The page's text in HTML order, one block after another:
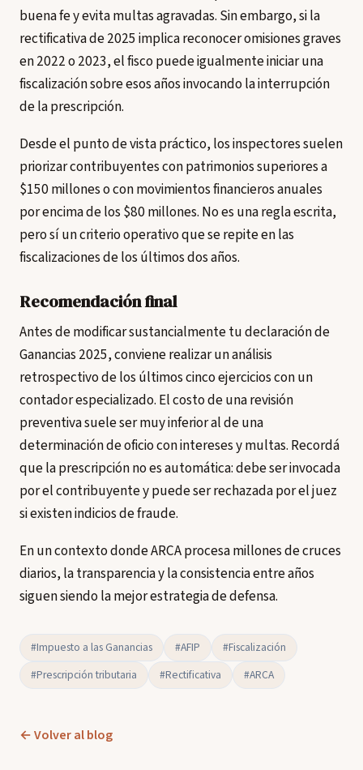
buena fe y evita multas agravadas. Sin embargo, si la
rectificativa de 2025 implica reconocer omisiones graves
en 2022 o 2023, el fisco puede igualmente iniciar una
fiscalización sobre esos años invocando la interrupción
de la prescripción.
Desde el punto de vista práctico, los inspectores suelen
priorizar contribuyentes con patrimonios superiores a
$150 millones o con movimientos financieros anuales
por encima de los $80 millones. No es una regla escrita,
pero sí un criterio operativo que se repite en las
fiscalizaciones de los últimos dos años.
Recomendación final
Antes de modificar sustancialmente tu declaración de
Ganancias 2025, conviene realizar un análisis
retrospectivo de los últimos cinco ejercicios con un
contador especializado. El costo de una revisión
preventiva suele ser muy inferior al de una
determinación de oficio con intereses y multas. Recordá
que la prescripción no es automática: debe ser invocada
por el contribuyente y puede ser rechazada por el juez
si existen indicios de fraude.
En un contexto donde ARCA procesa millones de cruces
diarios, la transparencia y la consistencia entre años
siguen siendo la mejor estrategia de defensa.
#Impuesto a las Ganancias #AFIP
#Fiscalización
#Prescripción tributaria
#Rectificativa #ARCA
← Volver al blog